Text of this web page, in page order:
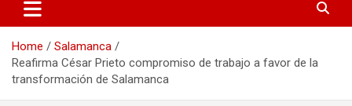
Home
Salamanca
Reafirma César Prieto compromiso de trabajo a favor de la
transformación de Salamanca